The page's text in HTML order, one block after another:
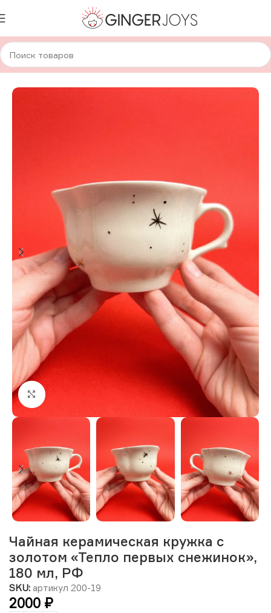
Главная Для дома и уюта Посуда Авторская керамика
Нажмите, чтобы увеличить изображение
Чайная керамическая кружка с
золотом «Тепло первых снежинок»,
180 мл, РФ
SKU: артикул 200-19
2000 ₽